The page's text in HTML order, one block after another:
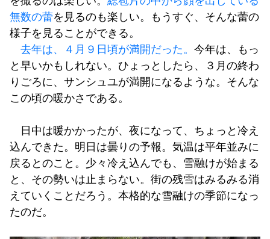
無数の蕾を見るのも楽しい。もうすぐ、そんな蕾の
様子を見ることができる。
去年は、４月９日頃が満開だった。 今年は、もっ
と早いかもしれない。ひょっとしたら、３月の終わ
りごろに、サンシュユが満開になるような。そんな
この頃の暖かさである。
日中は暖かかったが、夜になって、ちょっと冷え
込んできた。明日は曇りの予報。気温は平年並みに
戻るとのこと。少々冷え込んでも、雪融けが始まる
と、その勢いは止まらない。街の残雪はみるみる消
えていくことだろう。本格的な雪融けの季節になっ
たのだ。